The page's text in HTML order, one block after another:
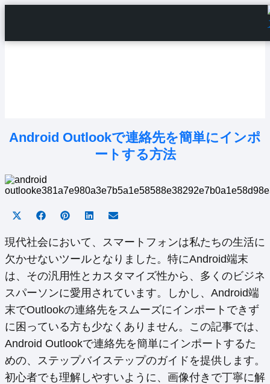
Android Outlookで連絡先を簡単にインポ
ートする方法
Share
X
(Twitter)
Share
Facebook
Share
Pinterest
Share
LinkedInEmail
現代社会において、スマートフォンは私たちの生活に
欠かせないツールとなりました。特にAndroid端末
は、その汎用性とカスタマイズ性から、多くのビジネ
スパーソンに愛用されています。しかし、Android端
末でOutlookの連絡先をスムーズにインポートできず
に困っている方も少なくありません。この記事では、
Android Outlookで連絡先を簡単にインポートするた
めの、ステップバイステップのガイドを提供します。
初心者でも理解しやすいように、画像付きで丁寧に解